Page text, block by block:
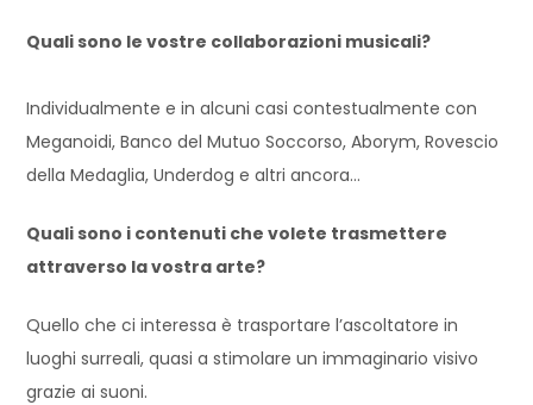
Quali sono le vostre collaborazioni musicali?
Individualmente e in alcuni casi contestualmente con
Meganoidi, Banco del Mutuo Soccorso, Aborym, Rovescio
della Medaglia, Underdog e altri ancora…
Quali sono i contenuti che volete trasmettere
attraverso la vostra arte?
Quello che ci interessa è trasportare l’ascoltatore in
luoghi surreali, quasi a stimolare un immaginario visivo
grazie ai suoni.